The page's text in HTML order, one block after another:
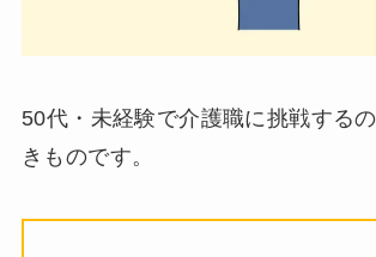
50代・未経験で介護職に挑戦する
きものです。